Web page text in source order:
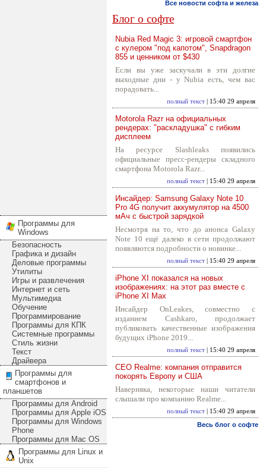
Программы для
Windows
Безопасность
Графика и дизайн
Деловые программы
Утилиты
Игры и развлечения
Интернет и сеть
Мультимедиа
Обучение
Программирование
Программы для КПК
Системные программы
Стиль жизни
Текст
Драйвера
Программы для
смартфонов и
планшетов
Программы для Android
Программы для Apple iOS
Программы для Windows
Phone
Программы для Mac OS
Программы для Linux и
Unix
Все новости софта и железа
Блог о софте
Nubia Red Magic 3: игровой смартфон
с кулером "под капотом", Snapdragon
855 и ценником от $430
Если вы уже заскучали в эти долгие
выходные дни - у Nubia есть, чем вас
порадовать...
полный текст | 15:40 29 апреля
Motorola Razr на официальных
рендерах: "раскладушка" с гибким
дисплеем
На ресурсе Slashleaks появились
официальные пресс-рендеры складного
смартфона Motorola Razr...
полный текст | 15:40 29 апреля
Инсайдер: Samsung Galaxy Note 10
Pro 4G получит аккумулятор на 4500
мАч с быстрой зарядкой
Несмотря на то, что до анонса Galaxy
Note 10 ещё далеко в сети продолжают
появляются подробности о новинке...
полный текст | 15:40 29 апреля
iPhone XI показался на новых
изображениях: на этот раз вместе с
iPhone XI Max
Инсайдер OnLeakes, совместно с
изданием Cashkaro, продолжает
публиковать качественные изображения
будущих iPhone 2019...
полный текст | 15:40 29 апреля
CEO Realme: компания отправится
покорять Европу и США
Наверняка, некоторые наши читатели
слышали про компанию Realme...
полный текст | 15:40 29 апреля
Весь блог о софте